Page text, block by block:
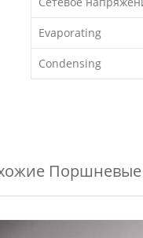
Evaporating
Condensing
Поршневые